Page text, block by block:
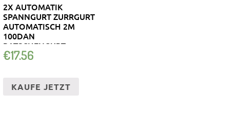
2X AUTOMATIK
SPANNGURT ZURRGURT
AUTOMATISCH 2M
100DAN
RATSCHENGURT
€17.56
KAUFE JETZT